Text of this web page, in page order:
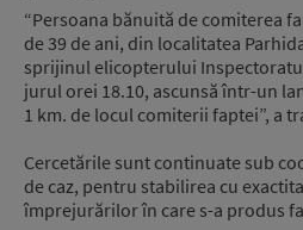
“Persoana bănuită de comiterea
de 39 de ani, din localitatea
sprijinul elicopterului
jurul orei 18.10, ascunsă într-un
1 km. de locul comiterii faptei”, a
Cercetările sunt continuate sub
de caz, pentru stabilirea cu
împrejurărilor în care s-a produs